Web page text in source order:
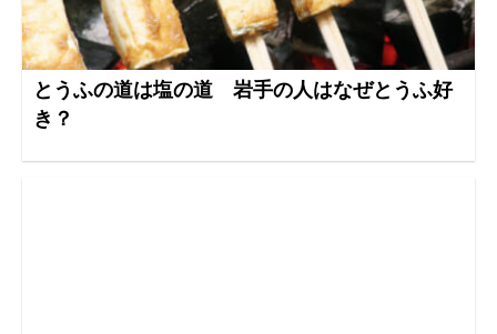
とうふの道は塩の道 岩手の人はなぜとうふ好
き？